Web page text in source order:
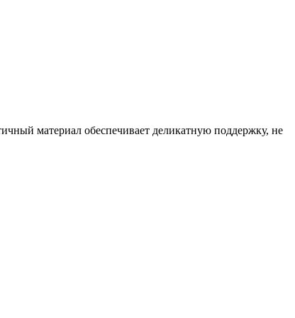
материал обеспечивает деликатную поддержку, не